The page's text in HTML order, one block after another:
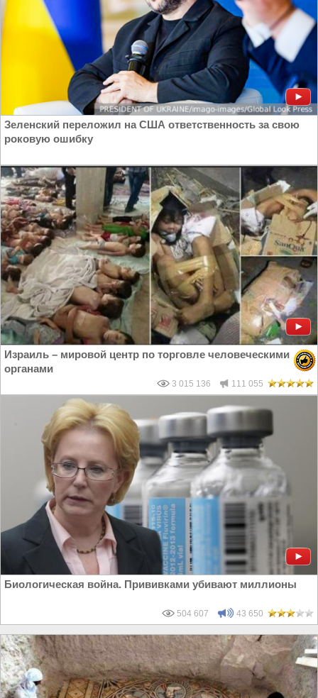
Зеленский переложил на США ответственность за свою
роковую ошибку
Израиль – мировой центр по торговле человеческими
органами
3 015 136 111 055
Биологическая война. Прививками убивают миллионы
504 607 43 650